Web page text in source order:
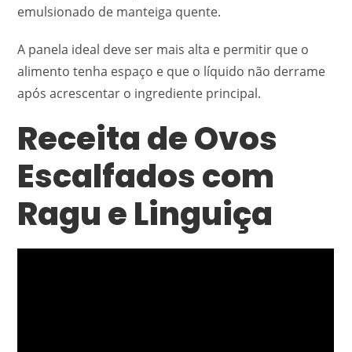
emulsionado de manteiga quente.
A panela ideal deve ser mais alta e permitir que o
alimento tenha espaço e que o líquido não derrame
após acrescentar o ingrediente principal.
Receita de Ovos
Escalfados com
Ragu e Linguiça